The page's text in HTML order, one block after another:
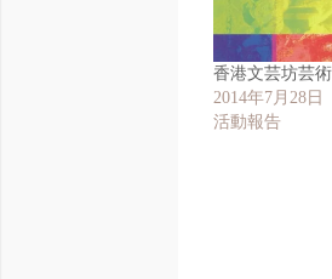
香港文芸坊芸
2014年7月28日
活動報告